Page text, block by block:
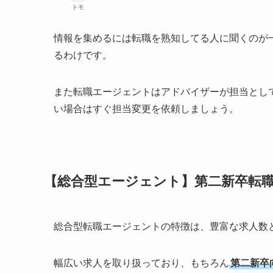
トモ
情報を集めるには転職を熟知してる人に聞くの
るわけです。
また転職エージェントはアドバイザーが担当と
い場合はすぐ担当変更を依頼しましょう。
【総合型エージェント】第二新卒転
総合型転職エージェントの特徴は、豊富な求人数
幅広い求人を取り扱っており、もちろん第二新卒